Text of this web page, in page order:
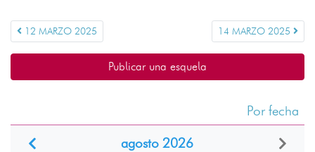
12 MARZO 2025 14 MARZO 2025
Publicar una esquela
Por fecha
agosto 2026